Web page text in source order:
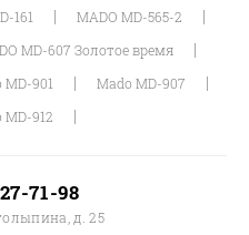
161 | MADO MD-565-2 |
MD-607 Золотое время |
MD-901 | Mado MD-907 |
MD-912 |
71-98
д. 25